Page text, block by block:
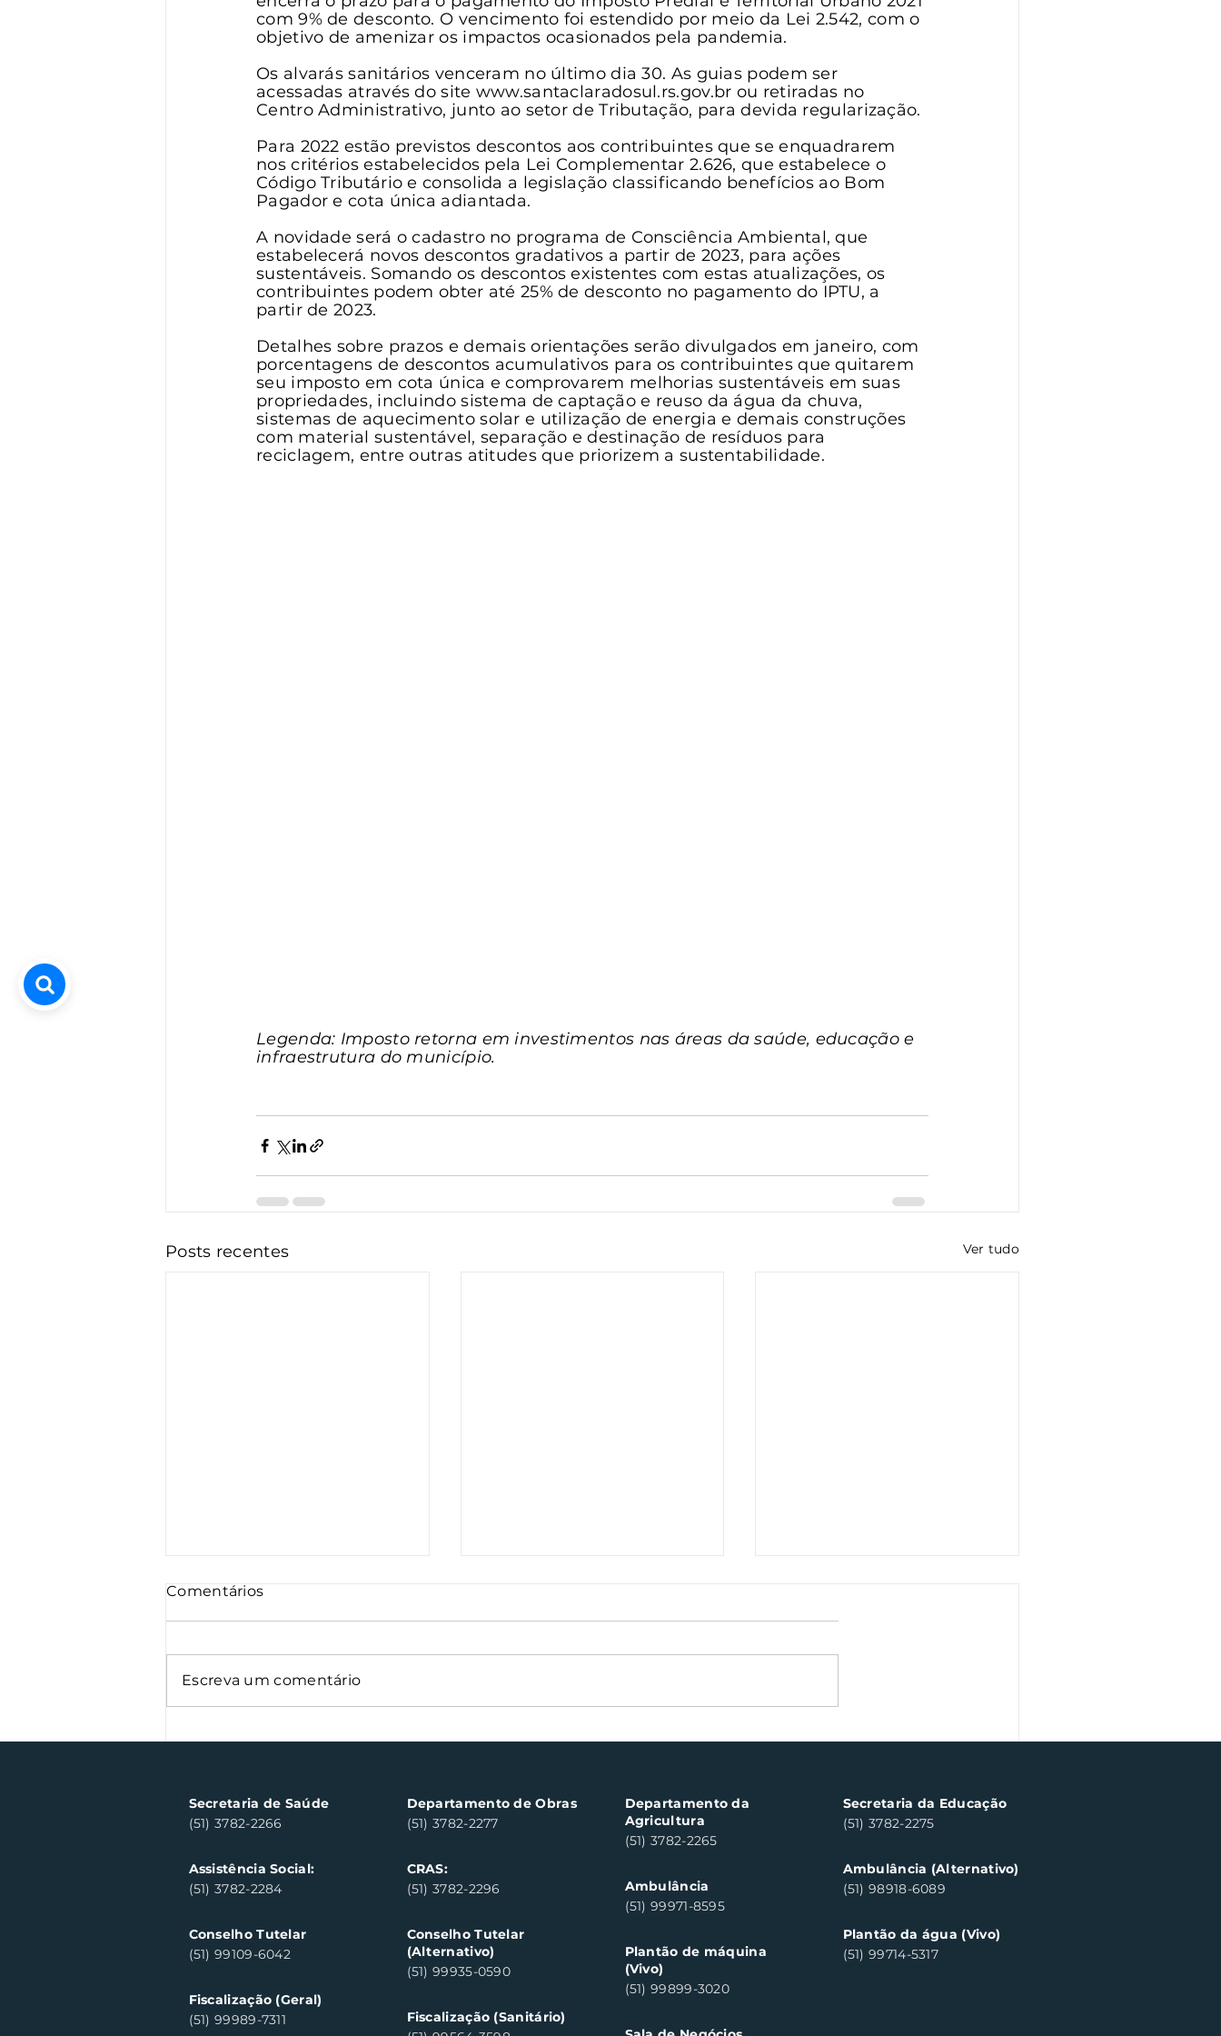
Vigilância Turismo Santa Clara do Sul Conselho Tutelar
com 9% de desconto. O vencimento foi estendido por meio da Lei 2.542, com o
objetivo de amenizar os impactos ocasionados pela pandemia.
Os alvarás sanitários venceram no último dia 30. As guias podem ser
acessadas através do site www.santaclaradosul.rs.gov.br ou retiradas no
Centro Administrativo, junto ao setor de Tributação, para devida regularização.
Para 2022 estão previstos descontos aos contribuintes que se enquadrarem
nos critérios estabelecidos pela Lei Complementar 2.626, que estabelece o
Código Tributário e consolida a legislação classificando benefícios ao Bom
Pagador e cota única adiantada.
A novidade será o cadastro no programa de Consciência Ambiental, que
estabelecerá novos descontos gradativos a partir de 2023, para ações
sustentáveis. Somando os descontos existentes com estas atualizações, os
contribuintes podem obter até 25% de desconto no pagamento do IPTU, a
partir de 2023.
Detalhes sobre prazos e demais orientações serão divulgados em janeiro, com
porcentagens de descontos acumulativos para os contribuintes que quitarem
seu imposto em cota única e comprovarem melhorias sustentáveis em suas
propriedades, incluindo sistema de captação e reuso da água da chuva,
sistemas de aquecimento solar e utilização de energia e demais construções
com material sustentável, separação e destinação de resíduos para
reciclagem, entre outras atitudes que priorizem a sustentabilidade.
Legenda: Imposto retorna em investimentos nas áreas da saúde, educação e
infraestrutura do município.
Posts recentes Ver tudo
Clara do Sul
Clara do Sul
Comentários
Escreva um comentário
Secretaria de Saúde
(51) 3782-2266
Assistência Social:
(51) 3782-2284
Conselho Tutelar
(51) 99109-6042
Fiscalização (Geral)
(51) 99989-7311
Departamento de Obras
(51) 3782-2277
CRAS:
(51) 3782-2296
Conselho Tutelar
(Alternativo)
(51) 99935-0590
Fiscalização (Sanitário)
Departamento da
Agricultura
(51) 3782-2265
Ambulância
(51) 99971-8595
Plantão de máquina
(Vivo)
(51) 99899-3020
Secretaria da Educação
(51) 3782-2275
Ambulância (Alternativo)
(51) 98918-6089
Plantão da água (Vivo)
(51) 99714-5317